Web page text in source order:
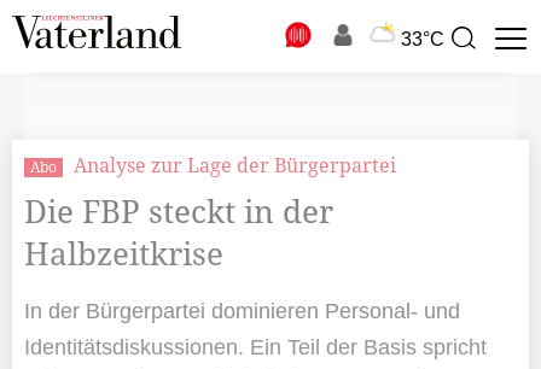
33°C
Suchbegriff
Abo Analyse zur Lage der Bürgerpartei
Die FBP steckt in der
Halbzeitkrise
In der Bürgerpartei dominieren Personal- und
Identitätsdiskussionen. Ein Teil der Basis spricht